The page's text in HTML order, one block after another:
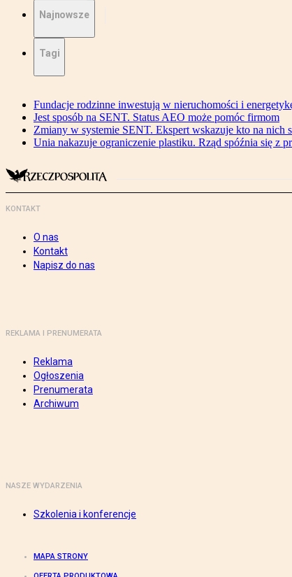
Najnowsze
Tagi
Fundacje rodzinne inwestują w nieruchomości i
Jest sposób na SENT. Status AEO może pomóc firmom
Zmiany w systemie SENT. Ekspert wskazuje kto na nich
Unia nakazuje ograniczenie plastiku. Rząd spóźnia się z
KONTAKT
O nas
Kontakt
Napisz do nas
REKLAMA I PRENUMERATA
Reklama
Ogłoszenia
Prenumerata
Archiwum
NASZE WYDARZENIA
Szkolenia i konferencje
MAPA STRONY